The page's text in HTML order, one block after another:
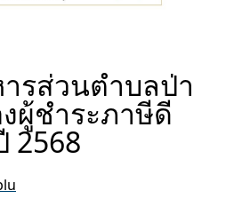
รส่วนตำบลป่า
ผู้ชำระภาษีดี
2568